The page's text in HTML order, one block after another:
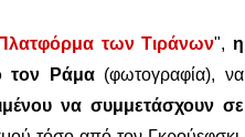
Πλατφόρμα των Τιράνων", η
τον Ράμα(φωτογραφία), να
να συμμετάσχουν σε